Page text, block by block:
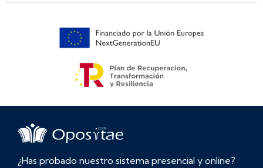
¿Has probado nuestro sistema presencial y online?